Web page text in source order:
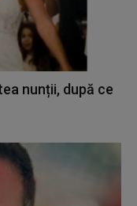
nunții, după ce